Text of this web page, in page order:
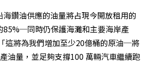
鑽油供應的油量將占現今開放租用的
85%─同時仍保護海灘和主要海岸產
這將為我們增加至少20億桶的原油─將
油量，並足夠支撐100 萬輛汽車繼續跑